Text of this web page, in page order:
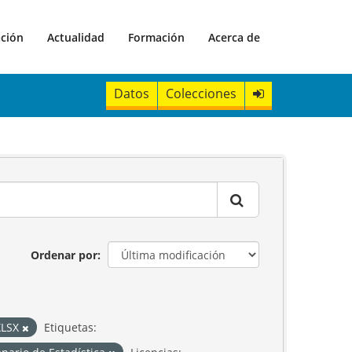
Actualidad Formación Acerca de
Datos Colecciones
Ordenar por
Etiquetas: